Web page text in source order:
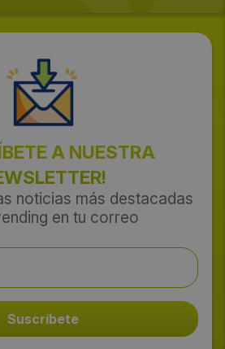
A NUESTRA
noticias más destacadas
en tu correo